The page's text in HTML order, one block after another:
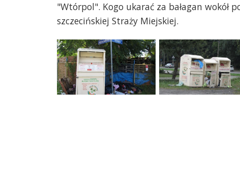
"Wtórpol". Kogo ukarać za bałagan wokół
szczecińskiej Straży Miejskiej.